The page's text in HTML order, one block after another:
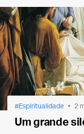
Espiritualidade 2
Um grande